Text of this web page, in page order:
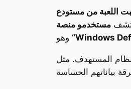
“Windows
المستهدف. مثل